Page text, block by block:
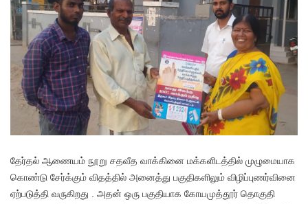
தேர்தல் ஆணையம் நூறு சதவீத வாக்கினை மக்களிடத்தில் முழுமையாக
கொண்டு சேர்க்கும் விதத்தில் அனைத்து பகுதிகளிலும் விழிப்புணர்வினை
ஏற்படுத்தி வருகிறது . அதன் ஒரு பகுதியாக கோயமுத்தூர் தொகுதி